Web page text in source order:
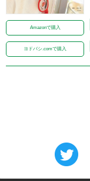
Amazonで購入
ヨドバシ.comで購入